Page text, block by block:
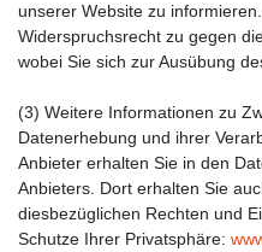
unserer Website zu
Widerspruchsrecht zu gegen
wobei Sie sich zur Ausübung
(3) Weitere Informationen zu
Datenerhebung und ihrer
Anbieter erhalten Sie in den
Anbieters. Dort erhalten Sie
diesbezüglichen Rechten und
Schutze Ihrer Privatsphäre: